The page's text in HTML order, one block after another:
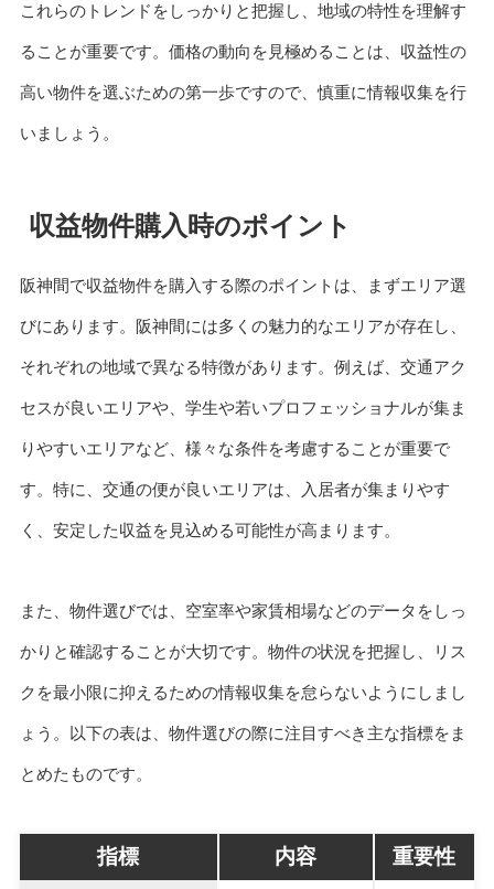
これらのトレンドをしっかりと把握し、地域の特性を理解す
ることが重要です。価格の動向を見極めることは、収益性の
高い物件を選ぶための第一歩ですので、慎重に情報収集を行
いましょう。
収益物件購入時のポイント
阪神間で収益物件を購入する際のポイントは、まずエリア選
びにあります。阪神間には多くの魅力的なエリアが存在し、
それぞれの地域で異なる特徴があります。例えば、交通アク
セスが良いエリアや、学生や若いプロフェッショナルが集ま
りやすいエリアなど、様々な条件を考慮することが重要で
す。特に、交通の便が良いエリアは、入居者が集まりやす
く、安定した収益を見込める可能性が高まります。
また、物件選びでは、空室率や家賃相場などのデータをしっ
かりと確認することが大切です。物件の状況を把握し、リス
クを最小限に抑えるための情報収集を怠らないようにしまし
ょう。以下の表は、物件選びの際に注目すべき主な指標をま
とめたものです。
指標 内容 重要性